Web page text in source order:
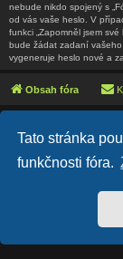
Tato stránka
funkčnosti fóra.
nebude nikdo spojený s
od vás vaše heslo. V
funkci „Zapomněl jsem
bude žádat zadaní
vygeneruje heslo nové a
Obsah fóra